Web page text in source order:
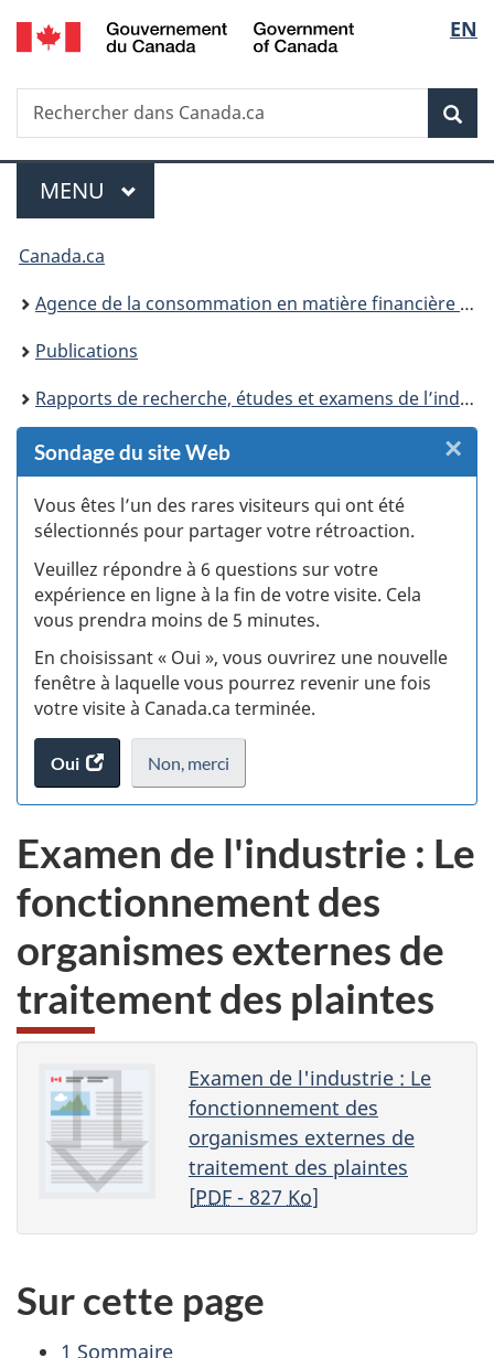
Passer
au
des
Passer
au
principal
Passer
à
Au
du
Passer
à
version
simplifiée
de
la
EN
Recherche
Rechercher
dans
Menu
MENU PRINCIPAL
Vous
êtes
ici :
Canada.ca
Agence de la consommation en matière financière du Canada
Publications
Rapports de recherche, études et examens de l’industrie
Sondage du site Web
Vous êtes l’un des rares visiteurs qui ont été
sélectionnés pour partager votre rétroaction.
Veuillez répondre à 6 questions sur votre
expérience en ligne à la fin de votre visite. Cela
vous prendra moins de 5 minutes.
En choisissant « Oui », vous ouvrirez une nouvelle
fenêtre à laquelle vous pourrez revenir une fois
votre visite à Canada.ca terminée.
Oui
accéder
au
Non, je
ne
pas
participer
sondage
du
site
web,
merci
×
Examen de l'industrie : Le
fonctionnement des
organismes externes de
traitement des plaintes
Examen de l'industrie : Le
fonctionnement des
organismes externes de
traitement des plaintes
[PDF- 827 Ko]
Sur cette page
1 Sommaire